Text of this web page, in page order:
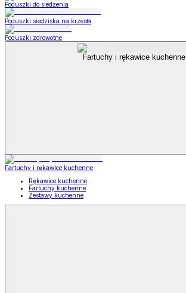
Poduszki do siedzenia
Poduszki siedziska na krzesła
Poduszki zdrowotne
Fartuchy i rękawice kuchenne
Fartuchy i rękawice kuchenne
Rękawice kuchenne
Fartuchy kuchenne
Zestawy kuchenne